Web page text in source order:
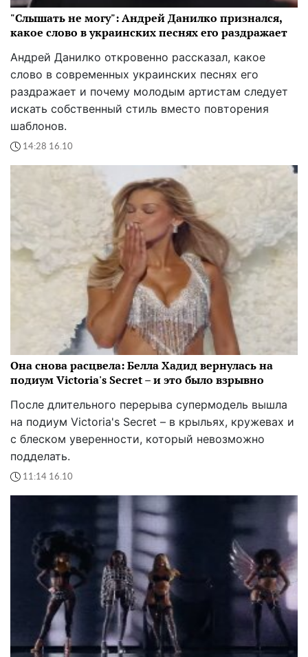
"Слышать не могу": Андрей Данилко признался,
какое слово в украинских песнях его раздражает
Андрей Данилко откровенно рассказал, какое
слово в современных украинских песнях его
раздражает и почему молодым артистам следует
искать собственный стиль вместо повторения
шаблонов.
14:28 16.10
Она снова расцвела: Белла Хадид вернулась на
подиум Victoria's Secret – и это было взрывно
После длительного перерыва супермодель вышла
на подиум Victoria's Secret – в крыльях, кружевах и
с блеском уверенности, который невозможно
подделать.
11:14 16.10